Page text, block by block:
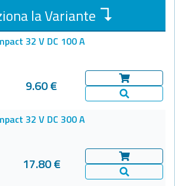
la Variante ↴
32 V DC 100 A
9.60 €
Aggiungi al
Vedi Dettagli
32 V DC 300 A
17.80 €
Aggiungi al
Vedi Dettagli